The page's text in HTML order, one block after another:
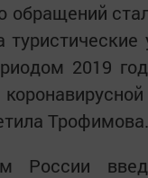
обращений
2019
Трофимова.
России